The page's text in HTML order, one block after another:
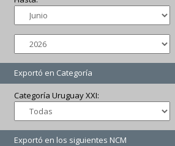
Exportó en Categoría
Categoría Uruguay XXI:
Exportó en los siguientes NCM